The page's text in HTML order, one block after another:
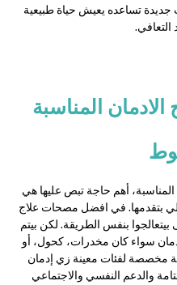
جديدة تساعده يعيش حياة طبيعية
المناسبة
أهم حاجة تبص عليها هي
بتقدمها. في افضل مصحات علاج
بنفس الطريقة. لكن بيتم
سواء كان مخدرات، كحول، أو
مخصصة لفئات معينة زي إدمان
والدعم النفسي والاجتماعي